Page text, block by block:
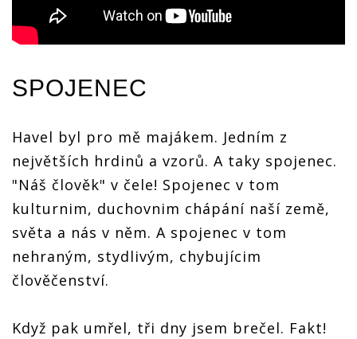
SPOJENEC
Havel byl pro mě majákem. Jedním z
největších hrdinů a vzorů. A taky spojenec.
"Náš člověk" v čele! Spojenec v tom
kulturnim, duchovnim chápání naší země,
světa a nás v něm. A spojenec v tom
nehraným, stydlivým, chybujícim
člověčenství.
Když pak umřel, tři dny jsem brečel. Fakt!